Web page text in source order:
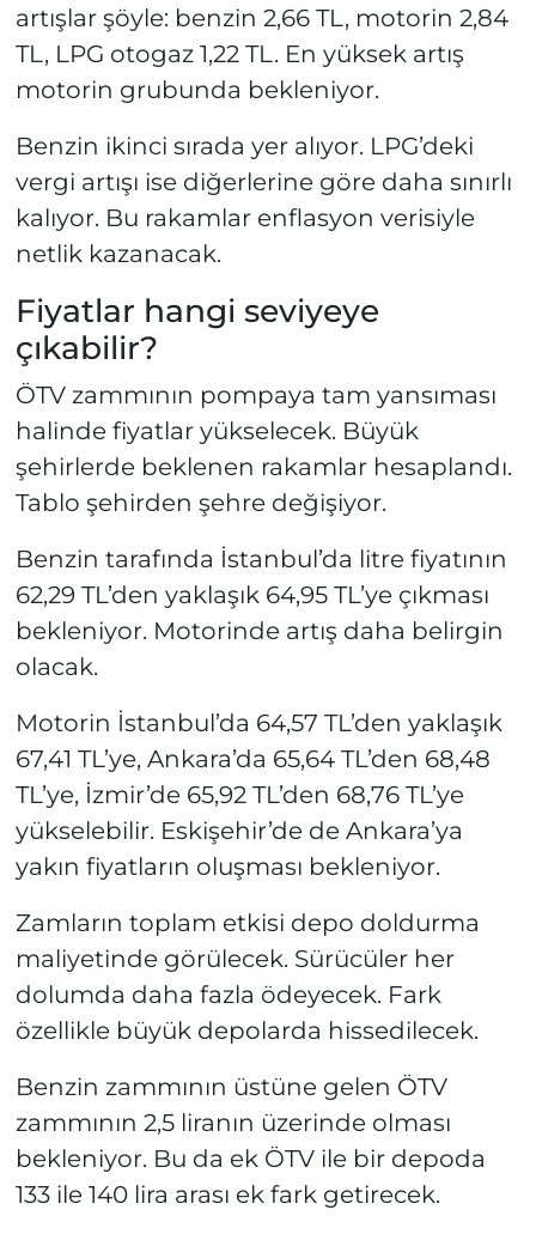
artışlar şöyle: benzin 2,66 TL, motorin 2,84
TL, LPG otogaz 1,22 TL. En yüksek artış
motorin grubunda bekleniyor.
Benzin ikinci sırada yer alıyor. LPG’deki
vergi artışı ise diğerlerine göre daha sınırlı
kalıyor. Bu rakamlar enflasyon verisiyle
netlik kazanacak.
Fiyatlar hangi seviyeye
çıkabilir?
ÖTV zammının pompaya tam yansıması
halinde fiyatlar yükselecek. Büyük
şehirlerde beklenen rakamlar hesaplandı.
Tablo şehirden şehre değişiyor.
Benzin tarafında İstanbul’da litre fiyatının
62,29 TL’den yaklaşık 64,95 TL’ye çıkması
bekleniyor. Motorinde artış daha belirgin
olacak.
Motorin İstanbul’da 64,57 TL’den yaklaşık
67,41 TL’ye, Ankara’da 65,64 TL’den 68,48
TL’ye, İzmir’de 65,92 TL’den 68,76 TL’ye
yükselebilir. Eskişehir’de de Ankara’ya
yakın fiyatların oluşması bekleniyor.
Zamların toplam etkisi depo doldurma
maliyetinde görülecek. Sürücüler her
dolumda daha fazla ödeyecek. Fark
özellikle büyük depolarda hissedilecek.
Benzin zammının üstüne gelen ÖTV
zammının 2,5 liranın üzerinde olması
bekleniyor. Bu da ek ÖTV ile bir depoda
133 ile 140 lira arası ek fark getirecek.